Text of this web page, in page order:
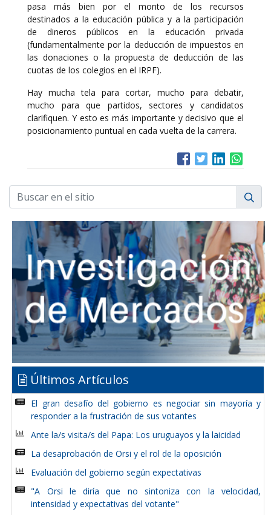
pasa más bien por el monto de los recursos
destinados a la educación pública y a la participación
de dineros públicos en la educación privada
(fundamentalmente por la deducción de impuestos en
las donaciones o la propuesta de deducción de las
cuotas de los colegios en el IRPF).
Hay mucha tela para cortar, mucho para debatir,
mucho para que partidos, sectores y candidatos
clarifiquen. Y esto es más importante y decisivo que el
posicionamiento puntual en cada vuelta de la carrera.
Últimos Artículos
El gran desafío del gobierno es negociar sin mayoría y
responder a la frustración de sus votantes
Ante la/s visita/s del Papa: Los uruguayos y la laicidad
La desaprobación de Orsi y el rol de la oposición
Evaluación del gobierno según expectativas
"A Orsi le diría que no sintoniza con la velocidad,
intensidad y expectativas del votante"